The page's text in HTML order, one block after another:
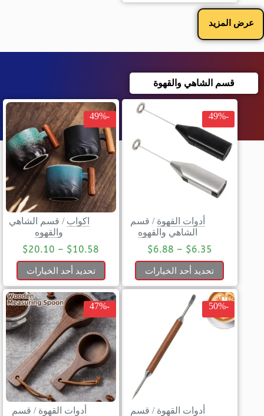
عرض المزيد
قسم الشاهي والقهوة
-49%
أدوات القهوة / قسم
الشاهي والقهوه
$6.35
–
$6.88
تحديد أحد الخيارات
-49%
اكواب / قسم الشاهي
والقهوه
$10.58
–
$20.10
تحديد أحد الخيارات
-50%
أدوات القهوة / قسم
-47%
أدوات القهوة / قسم